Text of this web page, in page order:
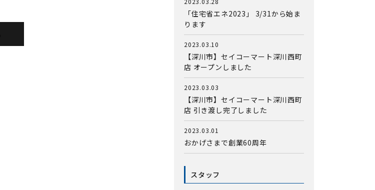
「住宅省エネ2023」 3/31から始ま
ります
2023.03.10
【深川市】セイコーマート深川西町
店 オープンしました
2023.03.03
【深川市】セイコーマート深川西町
店 引き渡し完了しました
2023.03.01
おかげさまで創業60周年
スタッフ